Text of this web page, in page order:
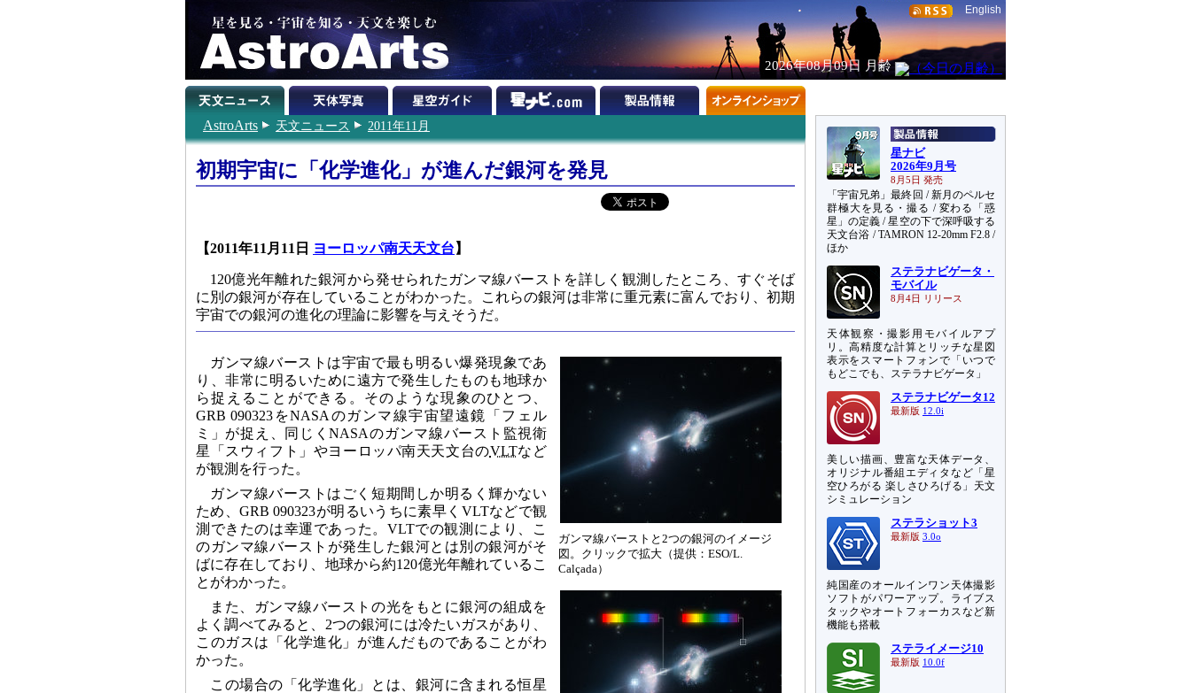
English
2026年08月09日 月齢
AstroArts 天文ニュース 2011年11月
初期宇宙に「化学進化」が進んだ銀河を発見
【2011年11月11日 ヨーロッパ南天天文台 】
120億光年離れた銀河から発せられたガンマ線バーストを詳しく観測したところ、すぐそば
に別の銀河が存在していることがわかった。これらの銀河は非常に重元素に富んでおり、初期
宇宙での銀河の進化の理論に影響を与えそうだ。
ガンマ線バーストと2つの銀河のイメージ
図。クリックで拡大（提供：ESO/L.
Calçada）
ガンマ線バーストは宇宙で最も明るい爆発現象であ
り、非常に明るいために遠方で発生したものも地球か
ら捉えることができる。そのような現象のひとつ、
GRB 090323をNASAのガンマ線宇宙望遠鏡「フェル
ミ」が捉え、同じくNASAのガンマ線バースト監視衛
星「スウィフト」やヨーロッパ南天天文台のVLTなど
が観測を行った。
ガンマ線バーストはごく短期間しか明るく輝かない
ため、GRB 090323が明るいうちに素早くVLTなどで観
測できたのは幸運であった。VLTでの観測により、こ
のガンマ線バーストが発生した銀河とは別の銀河がそ
ばに存在しており、地球から約120億光年離れているこ
とがわかった。
また、ガンマ線バーストの光をもとに銀河の組成を
よく調べてみると、2つの銀河には冷たいガスがあり、
このガスは「化学進化」が進んだものであることがわ
かった。
この場合の「化学進化」とは、銀河に含まれる恒星
星ナビ
2026年9月号
8月5日 発売
「宇宙兄弟」最終回 / 新月のペルセ
群極大を見る・撮る / 変わる「惑
星」の定義 / 星空の下で深呼吸する
天文台浴 / TAMRON 12-20mm F2.8 /
ほか
ステラナビゲータ・
モバイル
8月4日 リリース
天体観察・撮影用モバイルアプ
リ。高精度な計算とリッチな星図
表示をスマートフォンで「いつで
もどこでも、ステラナビゲータ」
ステラナビゲータ12
最新版 12.0i
美しい描画、豊富な天体データ、
オリジナル番組エディタなど「星
空ひろがる 楽しさひろげる」天文
シミュレーション
ステラショット3
最新版 3.0o
純国産のオールインワン天体撮影
ソフトがパワーアップ。ライブス
タックやオートフォーカスなど新
機能も搭載
ステライメージ10
最新版 10.0f